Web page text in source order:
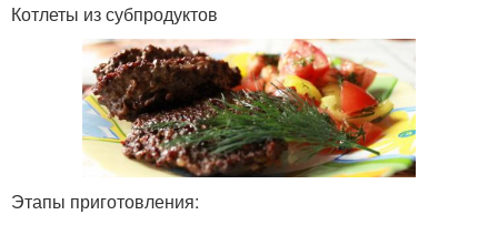
Котлеты из субпродуктов
Этапы приготовления: